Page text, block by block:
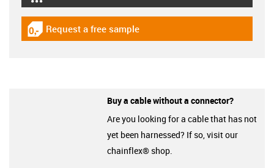
igus-icon-gratismuster
Request a free sample
Buy a cable without a connector?
Are you looking for a cable that has not
yet been harnessed? If so, visit our
chainflex® shop.